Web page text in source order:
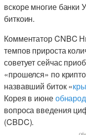
вскоре многие банки
биткоин.
Комментатор CNBC
темпов прироста
советует сейчас
«прошелся» по
назвавший биток «
Корея в июне
вопроса введения
(CBDC).